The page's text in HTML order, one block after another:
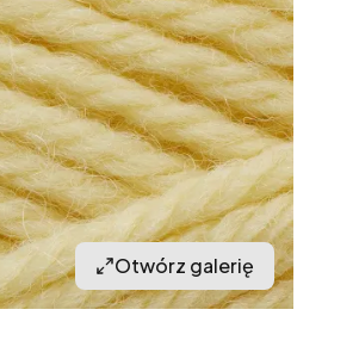
Otwórz galerię